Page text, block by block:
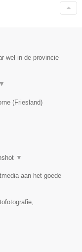
wel in de provincie
▼
(Friesland)
▼
aan het goede